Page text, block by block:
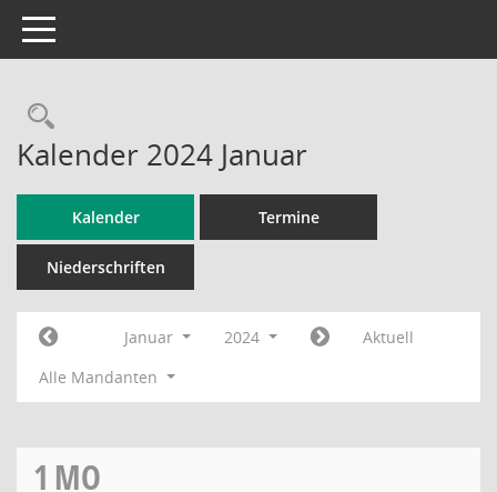
Toggle navigation
Rechercheauswahl
Kalender 2024 Januar
Kalender Termine
Niederschriften
Januar 2024
Aktuell
Alle Mandanten
1 MO